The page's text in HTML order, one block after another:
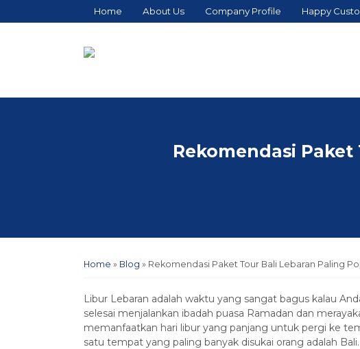
Home About Us Company Profile Happy
Rekomendasi
Home » Blog » Rekomendasi Paket Tour Bali Lebaran Paling
Libur Lebaran adalah waktu yang sangat bagus kalau
selesai menjalankan ibadah puasa Ramadan dan
memanfaatkan hari libur yang panjang untuk pergi ke
satu tempat yang paling banyak disukai orang adalah Bali.